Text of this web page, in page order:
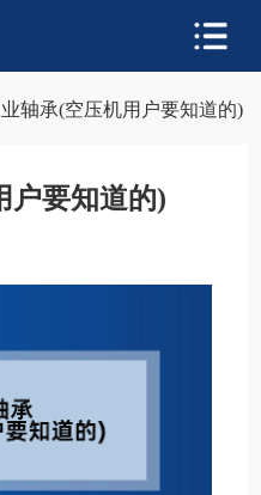
轴承(空压机用户要知道的)
户要知道的)